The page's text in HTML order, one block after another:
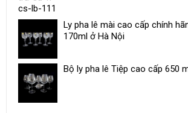
Ly pha lê mài cao cấp chính
170ml ở Hà Nội
Bộ ly pha lê Tiệp cao cấp 650